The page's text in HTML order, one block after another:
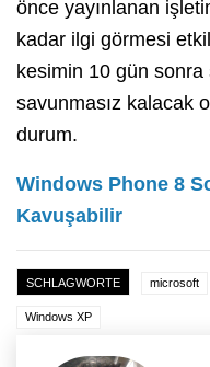
önce yayınlanan
kadar ilgi görmesi
kesimin 10 gün sonra
savunmasız kalacak
durum.
Windows Phone 8
Kavuşabilir
SCHLAGWORTE microsoft
Windows XP